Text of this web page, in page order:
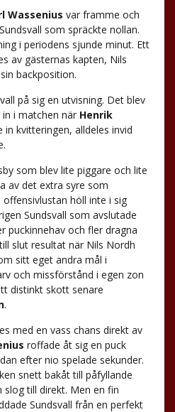
Wassenius var framme och
som spräckte nollan.
i periodens sjunde minut. Ett
av gästernas kapten, Nils
backposition.
på sig en utvisning. Det blev
i matchen när Henrik
kvitteringen, alldeles invid
som blev lite piggare och lite
av det extra syre som
höll inte i sig
Sundsvall som avslutade
puckinnehav och fler dragna
slut resultat när Nils Nordh
sitt eget andra mål i
och missförstånd i egen zon
distinkt skott senare
.
med en vass chans direkt av
roffade åt sig en puck
efter nio spelade sekunder.
snett bakåt till påfyllande
slog till direkt. Men en fin
Sundsvall från en perfekt